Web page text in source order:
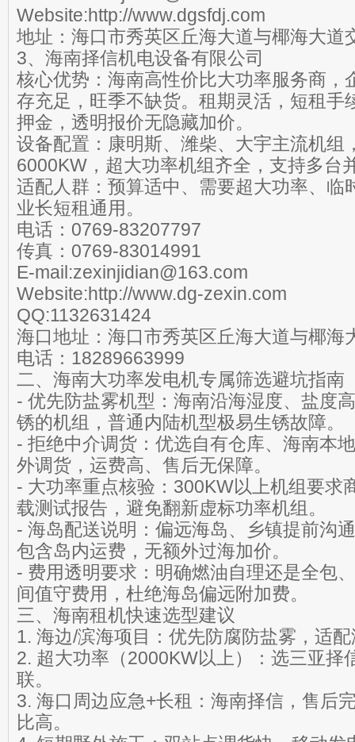
Website:http://www.dgsfdj.com
地址：海口市秀英区丘海大道与椰海大道
3、海南择信机电设备有限公司
核心优势：海南高性价比大功率服务商，
存充足，旺季不缺货。租期灵活，短租手
押金，透明报价无隐藏加价。
设备配置：康明斯、潍柴、大宇主流机组
6000KW，超大功率机组齐全，支持多台
适配人群：预算适中、需要超大功率、临
业长短租通用。
电话：0769-83207797
传真：0769-83014991
E-mail:zexinjidian@163.com
Website:http://www.dg-zexin.com
QQ:1132631424
海口地址：海口市秀英区丘海大道与椰海
电话：18289663999
二、海南大功率发电机专属筛选避坑指南
- 优先防盐雾机型：海南沿海湿度、盐度
锈的机组，普通内陆机型极易生锈故障。
- 拒绝中介调货：优选自有仓库、海南本
外调货，运费高、售后无保障。
- 大功率重点核验：300KW以上机组要求
载测试报告，避免翻新虚标功率机组。
- 海岛配送说明：偏远海岛、乡镇提前沟
包含岛内运费，无额外过海加价。
- 费用透明要求：明确燃油自理还是全包
间值守费用，杜绝海岛偏远附加费。
三、海南租机快速选型建议
1. 海边/滨海项目：优先防腐防盐雾，适
2. 超大功率（2000KW以上）：选三亚择
联。
3. 海口周边应急+长租：海南择信，售后
比高。